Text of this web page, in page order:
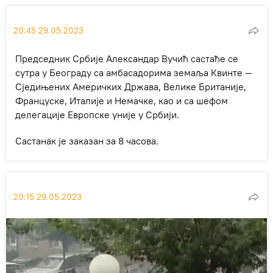
20:45 29.05.2023
Председник Србије Александар Вучић састаће се
сутра у Београду са амбасадорима земаља Квинте —
Сједињених Америчких Држава, Велике Британије,
Француске, Италије и Немачке, као и са шефом
делегације Европске уније у Србији.
Састанак је заказан за 8 часова.
20:15 29.05.2023